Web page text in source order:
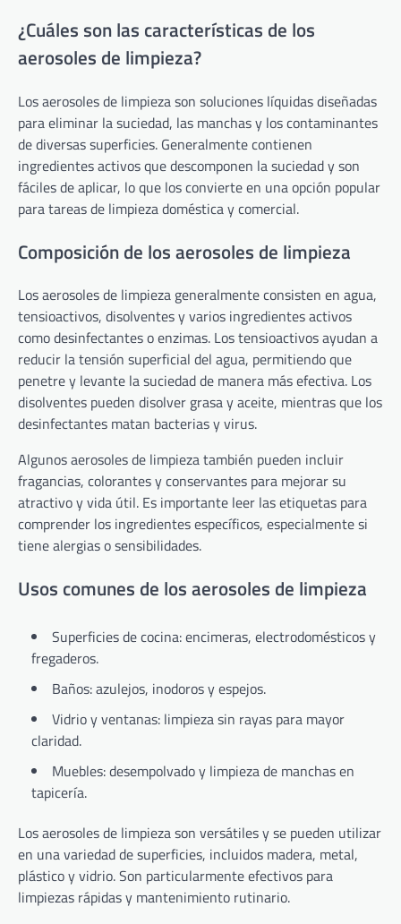
¿Cuáles son las características de los
aerosoles de limpieza?
Los aerosoles de limpieza son soluciones líquidas diseñadas
para eliminar la suciedad, las manchas y los contaminantes
de diversas superficies. Generalmente contienen
ingredientes activos que descomponen la suciedad y son
fáciles de aplicar, lo que los convierte en una opción popular
para tareas de limpieza doméstica y comercial.
Composición de los aerosoles de limpieza
Los aerosoles de limpieza generalmente consisten en agua,
tensioactivos, disolventes y varios ingredientes activos
como desinfectantes o enzimas. Los tensioactivos ayudan a
reducir la tensión superficial del agua, permitiendo que
penetre y levante la suciedad de manera más efectiva. Los
disolventes pueden disolver grasa y aceite, mientras que los
desinfectantes matan bacterias y virus.
Algunos aerosoles de limpieza también pueden incluir
fragancias, colorantes y conservantes para mejorar su
atractivo y vida útil. Es importante leer las etiquetas para
comprender los ingredientes específicos, especialmente si
tiene alergias o sensibilidades.
Usos comunes de los aerosoles de limpieza
Superficies de cocina: encimeras, electrodomésticos y
fregaderos.
Baños: azulejos, inodoros y espejos.
Vidrio y ventanas: limpieza sin rayas para mayor
claridad.
Muebles: desempolvado y limpieza de manchas en
tapicería.
Los aerosoles de limpieza son versátiles y se pueden utilizar
en una variedad de superficies, incluidos madera, metal,
plástico y vidrio. Son particularmente efectivos para
limpiezas rápidas y mantenimiento rutinario.